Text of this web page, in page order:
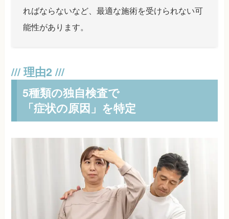
ればならないなど、最適な施術を受けられない可
能性があります。
5種類の独自検査で
「症状の原因」を特定